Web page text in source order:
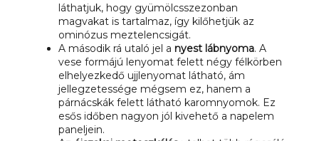
láthatjuk, hogy gyümölcsszezonban
magvakat is tartalmaz, így kilőhetjük az
ominózus meztelencsigát.
A második rá utaló jel a nyest lábnyoma. A
vese formájú lenyomat felett négy félkörben
elhelyezkedő ujjlenyomat látható, ám
jellegzetessége mégsem ez, hanem a
párnácskák felett látható karomnyomok. Ez
esős időben nagyon jól kivehető a napelem
paneljein.